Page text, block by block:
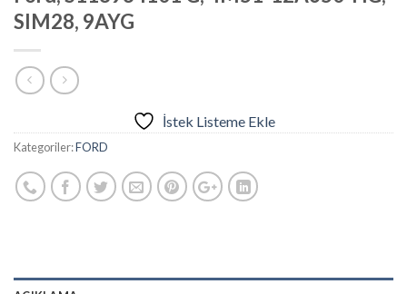
SIM28, 9AYG
İstek Listeme Ekle
Kategoriler:FORD